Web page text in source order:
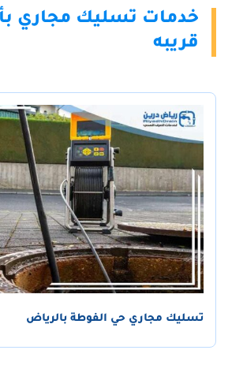
خدمات تسليك مجاري
قريبه
تسليك مجاري حي الفوطة بالرياض